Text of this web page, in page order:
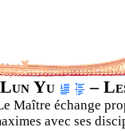
Lun Yu –
Maître échange
avec ses